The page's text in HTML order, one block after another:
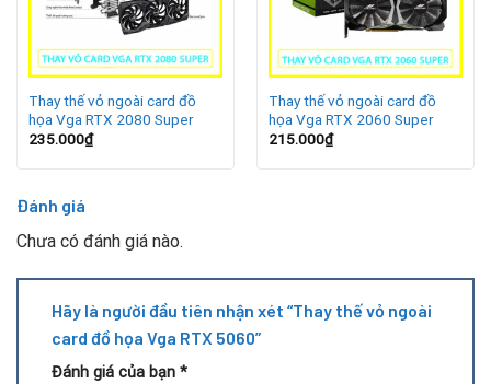
động ổn định và duy trì hiệu năng tối ưu. Nếu card gặp lỗi kỹ
thuật, việc kết hợp thay vỏ với sửa VGA bị lỗi driver sẽ
mang lại hiệu quả toàn diện.
Thay thế vỏ ngoài card đồ
họa Vga RTX 2080 Super
235.000₫
Thay thế vỏ ngoài card đồ
họa Vga RTX 2060 Super
215.000₫
Đánh giá
Chưa có đánh giá nào.
Hãy là người đầu tiên nhận xét “Thay thế vỏ ngoài
card đồ họa Vga RTX 5060”
Đánh giá của bạn *